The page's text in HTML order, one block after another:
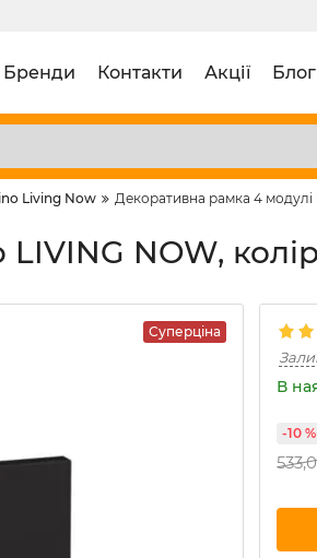
Бренди Контакти Акції Блог
Living Now Декоративна рамка 4
NOW,
Суперціна
В
-10 %